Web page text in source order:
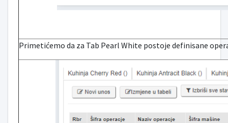
Primetićemo da za Tab Pearl White postoje definisane